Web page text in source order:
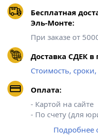
Бесплатная
Эль-Монте:
При заказе от
Доставка СДЕК в
Стоимость,
Оплата:
- Картой на сайте
- По счету (для
Подробнее